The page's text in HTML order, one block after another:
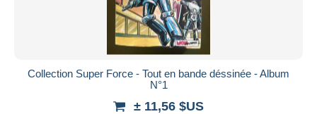
Collection Super Force - Tout en bande déssinée - Album
N°1
± 11,56 $US